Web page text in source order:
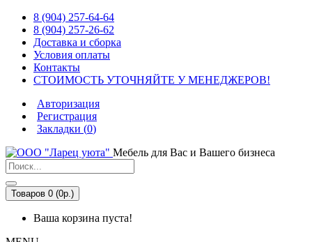
8 (904) 257-64-64
8 (904) 257-26-62
Доставка и сборка
Условия оплаты
Контакты
СТОИМОСТЬ УТОЧНЯЙТЕ У МЕНЕДЖЕРОВ!
Авторизация
Регистрация
Закладки (0)
Мебель для Вас и Вашего бизнеса
Товаров 0 (0р.)
Ваша корзина пуста!